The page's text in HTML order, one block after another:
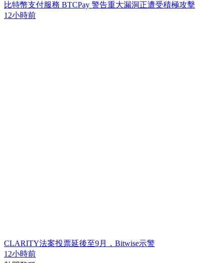
比特幣支付服務 BTCPay 警告重大漏洞正遭受積極攻擊
12小時前
CLARITY法案投票延後至9月，Bitwise示警
12小時前